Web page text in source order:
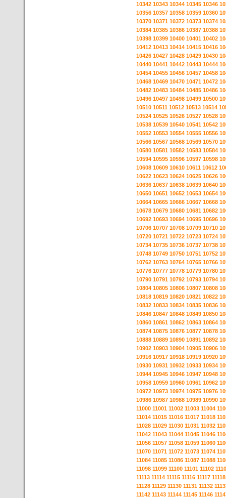
10342 10343 10344 10345 10346
10356 10357 10358 10359 10360
10370 10371 10372 10373 10374
10384 10385 10386 10387 10388
10398 10399 10400 10401 10402
10412 10413 10414 10415 10416
10426 10427 10428 10429 10430
10440 10441 10442 10443 10444
10454 10455 10456 10457 10458
10468 10469 10470 10471 10472
10482 10483 10484 10485 10486
10496 10497 10498 10499 10500
10510 10511 10512 10513 10514
10524 10525 10526 10527 10528
10538 10539 10540 10541 10542
10552 10553 10554 10555 10556
10566 10567 10568 10569 10570
10580 10581 10582 10583 10584
10594 10595 10596 10597 10598
10608 10609 10610 10611 10612
10622 10623 10624 10625 10626
10636 10637 10638 10639 10640
10650 10651 10652 10653 10654
10664 10665 10666 10667 10668
10678 10679 10680 10681 10682
10692 10693 10694 10695 10696
10706 10707 10708 10709 10710
10720 10721 10722 10723 10724
10734 10735 10736 10737 10738
10748 10749 10750 10751 10752
10762 10763 10764 10765 10766
10776 10777 10778 10779 10780
10790 10791 10792 10793 10794
10804 10805 10806 10807 10808
10818 10819 10820 10821 10822
10832 10833 10834 10835 10836
10846 10847 10848 10849 10850
10860 10861 10862 10863 10864
10874 10875 10876 10877 10878
10888 10889 10890 10891 10892
10902 10903 10904 10905 10906
10916 10917 10918 10919 10920
10930 10931 10932 10933 10934
10944 10945 10946 10947 10948
10958 10959 10960 10961 10962
10972 10973 10974 10975 10976
10986 10987 10988 10989 10990
11000 11001 11002 11003 11004
11014 11015 11016 11017 11018
11028 11029 11030 11031 11032
11042 11043 11044 11045 11046
11056 11057 11058 11059 11060
11070 11071 11072 11073 11074
11084 11085 11086 11087 11088
11098 11099 11100 11101 11102
11113 11114 11115 11116 11117 11118
11128 11129 11130 11131 11132
11142 11143 11144 11145 11146